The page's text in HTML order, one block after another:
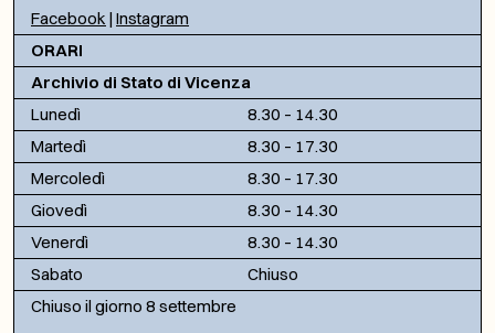
Facebook | Instagram
ORARI
Archivio di Stato di Vicenza
Lunedì
8.30 – 14.30
Martedì
8.30 – 17.30
Mercoledì
8.30 – 17.30
Giovedì
8.30 – 14.30
Venerdì
8.30 – 14.30
Sabato
Chiuso
Chiuso il giorno 8 settembre